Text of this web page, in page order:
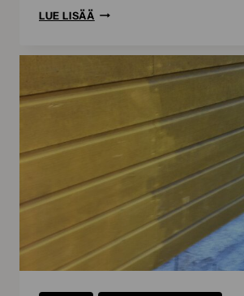
LUE LISÄÄ LISÄÄ
TELOILLE
NÄIN
OIKEIN